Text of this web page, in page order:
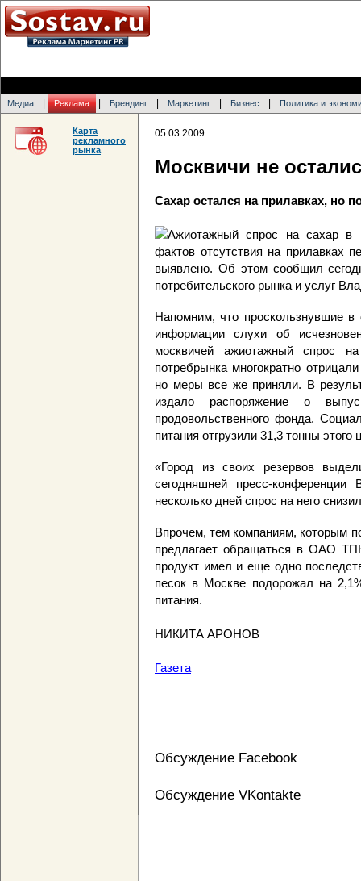
Медиа Реклама Брендинг Маркетинг Бизнес Политика и
05.03.2009
Москвичи не
Сахар остался на прилавках, но
Ажиотажный спрос на сахар в
фактов отсутствия на прилавках
выявлено. Об этом сообщил
потребительского рынка и услуг
Напомним, что проскользнувшие
информации слухи об
москвичей ажиотажный спрос
потребрынка многократно
но меры все же приняли. В
издало распоряжение о
продовольственного фонда.
питания отгрузили 31,3 тонны этого
«Город из своих резервов
сегодняшней пресс-
несколько дней спрос на него
Впрочем, тем компаниям, которым
предлагает обращаться в ОАО
продукт имел и еще одно
песок в Москве подорожал на
питания.
НИКИТА АРОНОВ
Газета
Обсуждение Facebook
Обсуждение VKontakte
Карта
рекламного
рынка